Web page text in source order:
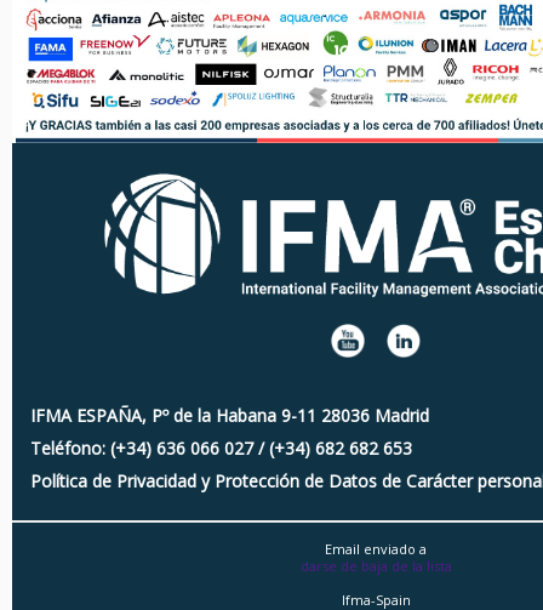
IFMA ESPAÑA, Pº de la Habana 9-11 28036 Madrid
Teléfono: (+34) 636 066 027 / (+34) 682 682 653
Política de Privacidad y Protección de Datos de Carácter
Email enviado a
darse de baja de la lista
Ifma-Spain